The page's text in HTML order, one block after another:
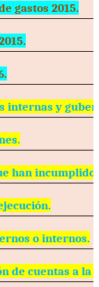
gastos 2015.
internas y
han
o internos.
de cuentas a la